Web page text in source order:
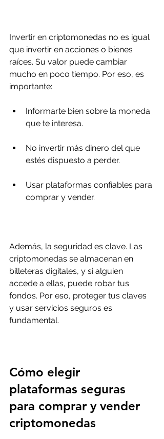
Invertir en criptomonedas no es igual
que invertir en acciones o bienes
raíces. Su valor puede cambiar
mucho en poco tiempo. Por eso, es
importante:
Informarte bien sobre la moneda
que te interesa.
No invertir más dinero del que
estés dispuesto a perder.
Usar plataformas confiables para
comprar y vender.
Además, la seguridad es clave. Las
criptomonedas se almacenan en
billeteras digitales, y si alguien
accede a ellas, puede robar tus
fondos. Por eso, proteger tus claves
y usar servicios seguros es
fundamental.
Cómo elegir
plataformas seguras
para comprar y vender
criptomonedas